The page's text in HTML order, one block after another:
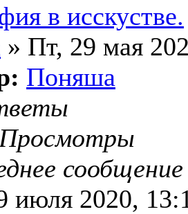
в исскустве.
» Пт, 29 мая
Поняша
Просмотры
июля 2020,